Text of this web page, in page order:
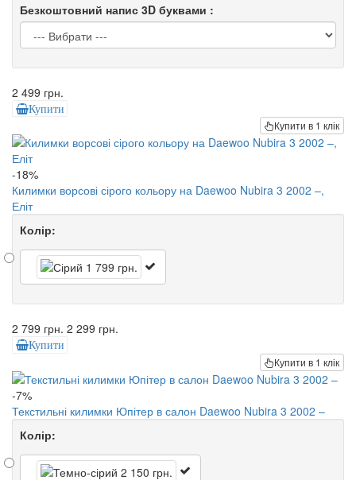
Безкоштовний напис 3D буквами :
2 499 грн.
Купити
Купити в 1 клік
-18%
Килимки ворсові сірого кольору на Daewoo Nubira 3 2002 –,
Еліт
Колір:
2 799 грн. 2 299 грн.
Купити
Купити в 1 клік
-7%
Текстильні килимки Юпітер в салон Daewoo Nubira 3 2002 –
Колір: